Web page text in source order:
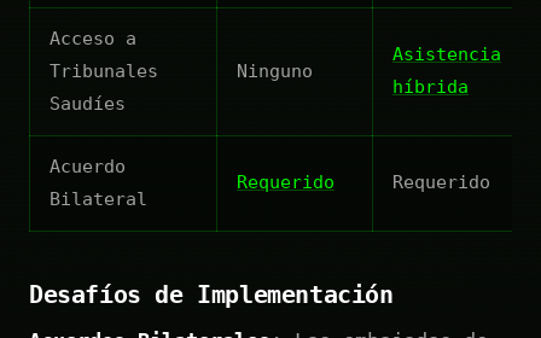
Acceso a
Tribunales
Saudíes
Ninguno
Asistencia
híbrida
Acuerdo
Bilateral
Requerido Requerido
Desafíos de Implementación